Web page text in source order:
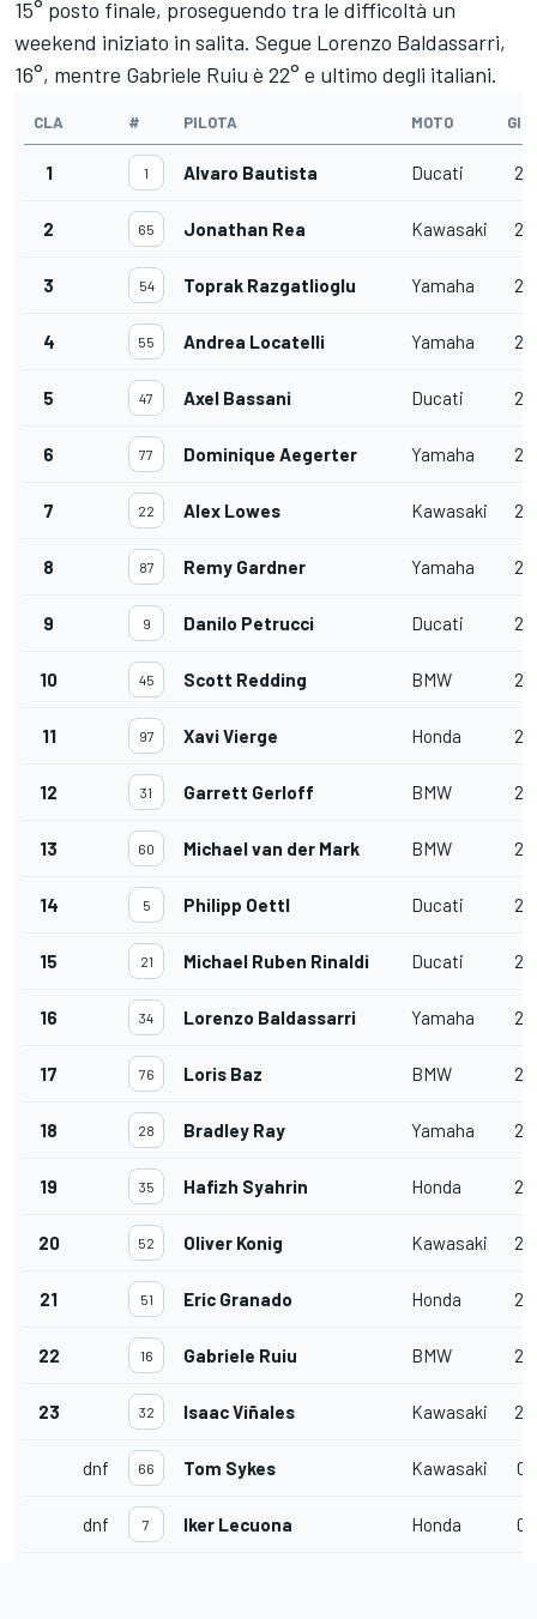
15° posto finale, proseguendo tra le difficoltà un
weekend iniziato in salita. Segue Lorenzo Baldassarri,
16°, mentre Gabriele Ruiu è 22° e ultimo degli italiani.
CLA # PILOTA MOTO GIRI
1 1 Alvaro Bautista Ducati 21
2 65 Jonathan Rea Kawasaki 21
3 54 Toprak Razgatlioglu Yamaha 21
4 55 Andrea Locatelli Yamaha 21
5 47 Axel Bassani Ducati 21
6 77 Dominique Aegerter Yamaha 21
7 22 Alex Lowes Kawasaki 21
8 87 Remy Gardner Yamaha 21
9 9 Danilo Petrucci Ducati 21
10 45 Scott Redding BMW 21
11 97 Xavi Vierge Honda 21
12 31 Garrett Gerloff BMW 21
13 60 Michael van der Mark BMW 21
14 5 Philipp Oettl Ducati 21
15 21 Michael Ruben Rinaldi Ducati 21
16 34 Lorenzo Baldassarri Yamaha 21
17 76 Loris Baz BMW 21
18 28 Bradley Ray Yamaha 21
19 35 Hafizh Syahrin Honda 21
20 52 Oliver Konig Kawasaki 21
21 51 Eric Granado Honda 21
22 16 Gabriele Ruiu BMW 21
23 32 Isaac Viñales Kawasaki 21
dnf 66 Tom Sykes Kawasaki 0
dnf 7 Iker Lecuona Honda 0